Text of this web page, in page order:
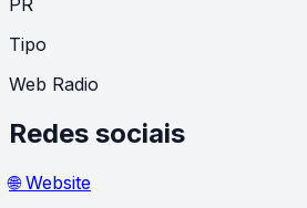
Tipo
Web Radio
Redes sociais
🌐 Website